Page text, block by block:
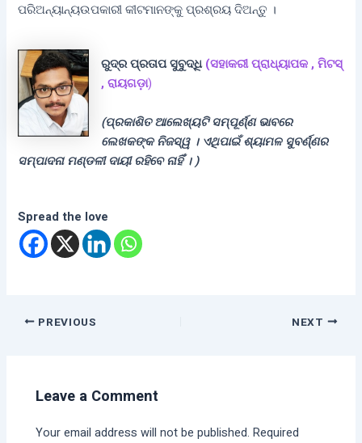
ପରିଅନ୍ୟାନ୍ୟଉପକାରୀ କୀଟମାନଙ୍କୁ ପ୍ରଶ୍ରୟ ଦିଅନ୍ତୁ ।
ରୁଦ୍ର ପ୍ରତାପ ସୁବୁଦ୍ଧି(ସହାକରୀ ପ୍ରାଧ୍ୟାପକ , ମିଟସ୍
, ରାୟଗଡ଼ା)
(ପ୍ରକାଶିତ ଆଲେଖ୍ୟଟି ସମ୍ପୂର୍ଣ୍ଣ ଭାବରେ
ଲେଖକଙ୍କ ନିଜସ୍ୱ । ଏଥିପାଇଁ ଶ୍ୟାମଳ ସୁବର୍ଣ୍ଣର
ସମ୍ପାଦନା ମଣ୍ଡଳୀ ଦାୟୀ ରହିବେ ନାହିଁ । )
Spread the love
PREVIOUS NEXT
Leave a Comment
Your email address will not be published. Required